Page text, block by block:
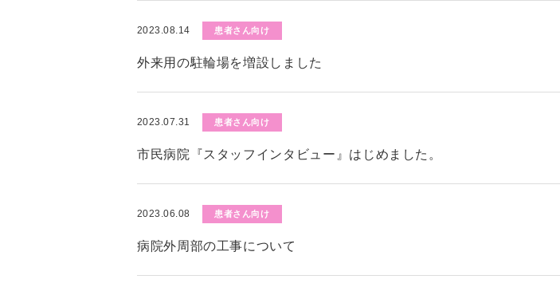
2023.08.14 患者さん向け
外来用の駐輪場を増設しました
2023.07.31 患者さん向け
市民病院『スタッフインタビュー』はじめました。
2023.06.08 患者さん向け
病院外周部の工事について